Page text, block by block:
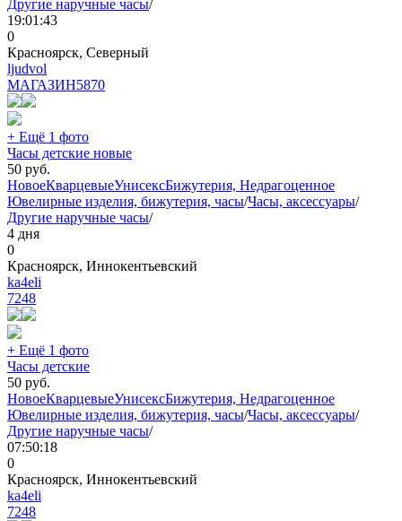
Другие наручные часы/
19:01:43
0
Красноярск, Северный
ljudvol
МАГАЗИН5870
+ Ещё 1 фото
Часы детские новые
50 руб.
НовоеКварцевыеУнисексБижутерия, Недрагоценное
Ювелирные изделия, бижутерия, часы/Часы, аксессуары/
Другие наручные часы/
4 дня
0
Красноярск, Иннокентьевский
ka4eli
7248
+ Ещё 1 фото
Часы детские
50 руб.
НовоеКварцевыеУнисексБижутерия, Недрагоценное
Ювелирные изделия, бижутерия, часы/Часы, аксессуары/
Другие наручные часы/
07:50:18
0
Красноярск, Иннокентьевский
ka4eli
7248